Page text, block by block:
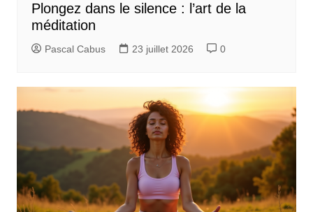
Plongez dans le silence : l’art de la
méditation
Pascal Cabus 23 juillet 2026 0